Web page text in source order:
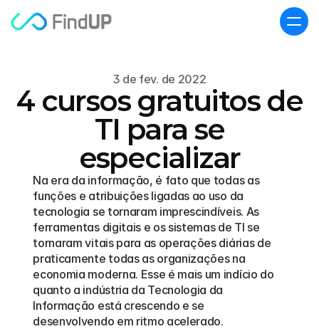
3 de fev. de 2022
4 cursos gratuitos de
TI para se
especializar
Na era da informação, é fato que todas as
funções e atribuições ligadas ao uso da
tecnologia se tornaram imprescindíveis. As
ferramentas digitais e os sistemas de TI se
tornaram vitais para as operações diárias de
praticamente todas as organizações na
economia moderna. Esse é mais um indício do
quanto a indústria da Tecnologia da
Informação está crescendo e se
desenvolvendo em ritmo acelerado.